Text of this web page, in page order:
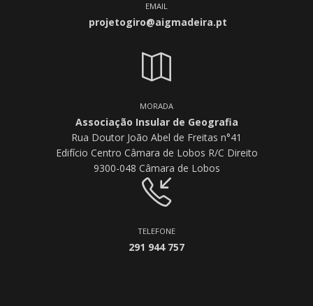
EMAIL
projetogiro@aigmadeira.pt
MORADA
Associação Insular de Geografia
Rua Doutor João Abel de Freitas n°41
Edifício Centro Câmara de Lobos R/C Direito
9300-048 Câmara de Lobos
TELEFONE
291 944 757